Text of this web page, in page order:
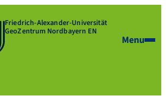
Friedrich-Alexander-Universität
GeoZentrum Nordbayern EN
Menu